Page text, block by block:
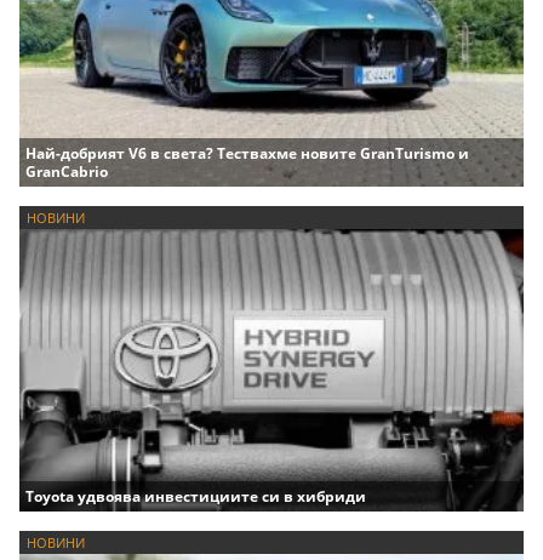
Най-добрият V6 в света? Тествахме новите GranTurismo и
GranCabrio
НОВИНИ
Toyota удвоява инвестициите си в хибриди
НОВИНИ